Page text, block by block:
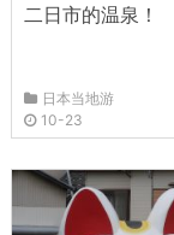
二日市的温泉！
日本当地游
10-23